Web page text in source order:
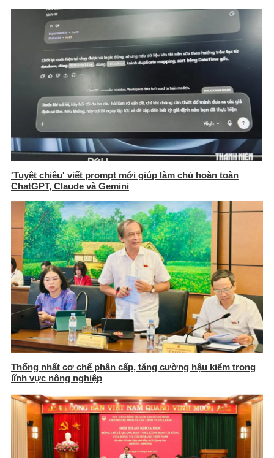
'Tuyệt chiêu' viết prompt mới giúp làm chủ hoàn toàn
ChatGPT, Claude và Gemini
Thống nhất cơ chế phân cấp, tăng cường hậu kiểm trong
lĩnh vực nông nghiệp